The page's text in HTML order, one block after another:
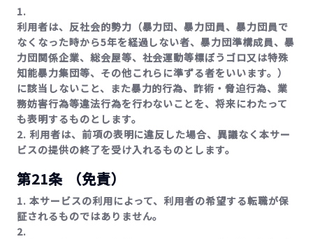
1.
利用者は、反社会的勢力（暴力団、暴力団員、暴力団員で
なくなった時から5年を経過しない者、暴力団準構成員、暴
力団関係企業、総会屋等、社会運動等標ぼうゴロ又は特殊
知能暴力集団等、その他これらに準ずる者をいいます。）
に該当しないこと、また暴力的行為、詐術・脅迫行為、業
務妨害行為等違法行為を行わないことを、将来にわたって
も表明するものとします。
2. 利用者は、前項の表明に違反した場合、異議なく本サー
ビスの提供の終了を受け入れるものとします。
第21条 （免責）
1. 本サービスの利用によって、利用者の希望する転職が保
証されるものではありません。
2.